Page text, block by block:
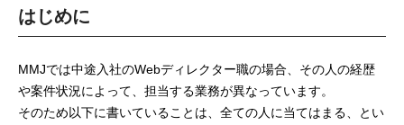
はじめに
MMJでは中途入社のWebディレクター職の場合、その人の経歴
や案件状況によって、担当する業務が異なっています。
そのため以下に書いていることは、全ての人に当てはまる、とい